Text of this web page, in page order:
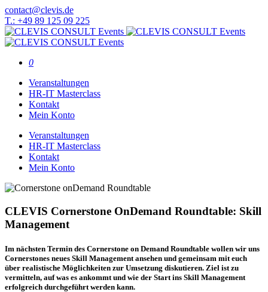
contact@clevis.de
T.: +49 89 125 09 225
0
Veranstaltungen
HR-IT Masterclass
Kontakt
Mein Konto
Veranstaltungen
HR-IT Masterclass
Kontakt
Mein Konto
CLEVIS Cornerstone OnDemand Roundtable: Skill
Management
Im nächsten Termin des Cornerstone on Demand Roundtable wollen wir uns
Cornerstones neues Skill Management ansehen und gemeinsam mit euch
über realistische Möglichkeiten zur Umsetzung diskutieren. Ziel ist zu
vermitteln, auf was es ankommt und wie der Start ins Skill Management
erfolgreich durchgeführt werden kann.